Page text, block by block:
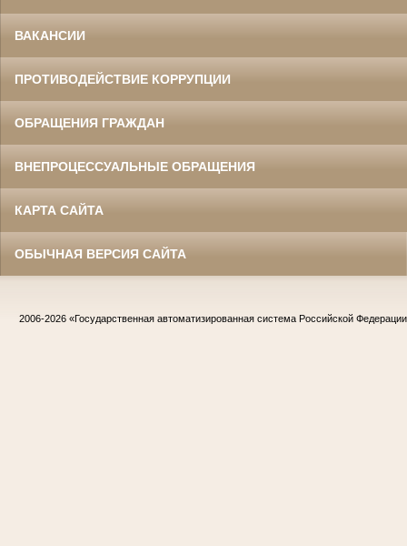
ВАКАНСИИ
ПРОТИВОДЕЙСТВИЕ КОРРУПЦИИ
ОБРАЩЕНИЯ ГРАЖДАН
ВНЕПРОЦЕССУАЛЬНЫЕ ОБРАЩЕНИЯ
КАРТА САЙТА
ОБЫЧНАЯ ВЕРСИЯ САЙТА
2006-2026 «Государственная автоматизированная система Российской